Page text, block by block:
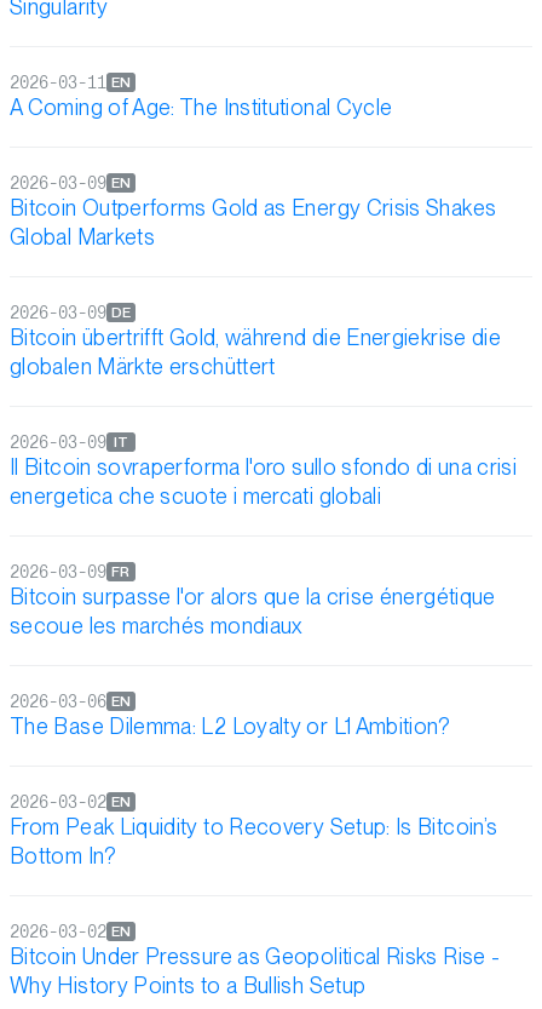
Singularity
A Coming of Age: The Institutional Cycle
EN
2026-03-11
Bitcoin Outperforms Gold as Energy Crisis Shakes
Global Markets
EN
2026-03-09
Bitcoin übertrifft Gold, während die Energiekrise die
globalen Märkte erschüttert
DE
2026-03-09
Il Bitcoin sovraperforma l'oro sullo sfondo di una crisi
energetica che scuote i mercati globali
IT
2026-03-09
Bitcoin surpasse l'or alors que la crise énergétique
secoue les marchés mondiaux
FR
2026-03-09
The Base Dilemma: L2 Loyalty or L1 Ambition?
EN
2026-03-06
From Peak Liquidity to Recovery Setup: Is Bitcoin’s
Bottom In?
EN
2026-03-02
Bitcoin Under Pressure as Geopolitical Risks Rise -
Why History Points to a Bullish Setup
EN
2026-03-02